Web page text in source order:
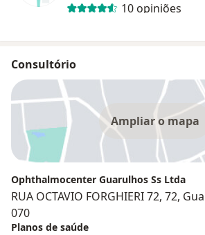
10 opiniões
Consultório
Ampliar o mapa
Ophthalmocenter Guarulhos Ss Ltda
RUA OCTAVIO FORGHIERI 72, 72,
070
Planos de saúde